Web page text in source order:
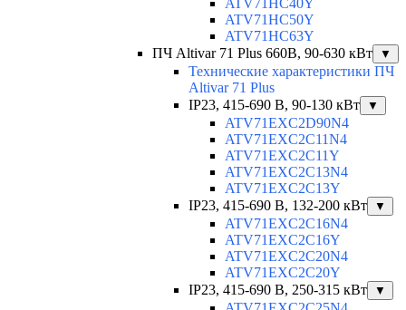
ATV71HC40Y
ATV71HC50Y
ATV71HC63Y
ПЧ Altivar 71 Plus 660В, 90-630 кВт
▼
Технические характеристики ПЧ
Altivar 71 Plus
IP23, 415-690 B, 90-130 кВт
▼
ATV71EXC2D90N4
ATV71EXC2C11N4
ATV71EXC2C11Y
ATV71EXC2C13N4
ATV71EXC2C13Y
IP23, 415-690 B, 132-200 кВт
▼
ATV71EXC2C16N4
ATV71EXC2C16Y
ATV71EXC2C20N4
ATV71EXC2C20Y
IP23, 415-690 B, 250-315 кВт
▼